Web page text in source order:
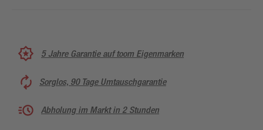
5 Jahre Garantie auf toom Eigenmarken
Sorglos, 90 Tage Umtauschgarantie
Abholung im Markt in 2 Stunden